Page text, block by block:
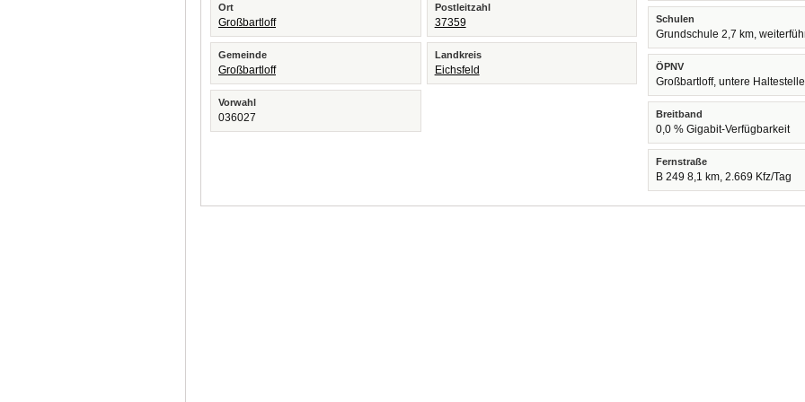
Ort
Großbartloff
Postleitzahl
37359
Gemeinde
Großbartloff
Landkreis
Eichsfeld
Vorwahl
036027
Schulen
Grundschule 2,7 km,
ÖPNV
Großbartloff, untere
Breitband
0,0 % Gigabit-Verfügbarkeit
Fernstraße
B 249 8,1 km, 2.669 Kfz/Tag